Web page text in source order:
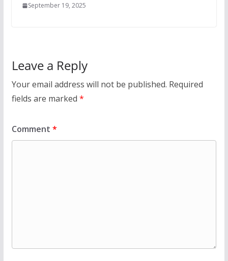
September 19, 2025
Leave a Reply
Your email address will not be published. Required
fields are marked *
Comment *